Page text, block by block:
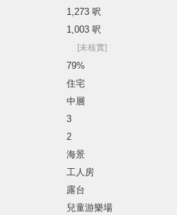
1,273 呎
1,003 呎
[未核實]
79%
住宅
中層
3
2
海景
工人房
露台
兒童游樂場